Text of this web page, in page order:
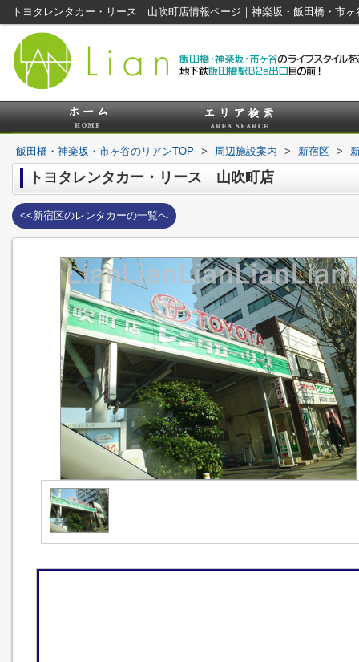
トヨタレンタカー・リース 山吹町店情報ページ｜神楽坂・飯田橋・市
飯田橋・神楽坂・市ヶ谷のリアンTOP > 周辺施設案内 > 新宿区 >
トヨタレンタカー・リース 山吹町店
<<新宿区のレンタカーの一覧へ